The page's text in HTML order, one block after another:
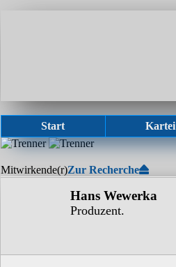
Start Kartei
Mitwirkende(r)Zur Recherche
Hans Wewerka
Produzent.